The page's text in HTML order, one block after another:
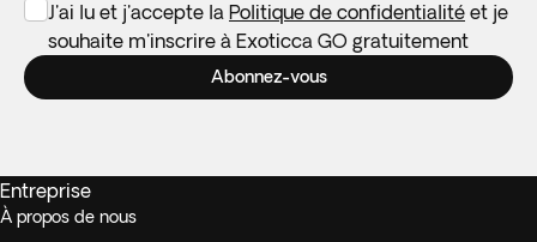
J'ai lu et j'accepte la Politique de confidentialité et je
souhaite m'inscrire à Exoticca GO gratuitement
Abonnez-vous
Entreprise
À propos de nous